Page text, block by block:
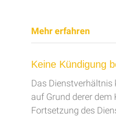
Mehr erfahren
Keine Kündigung
Das Dienstverhältnis
auf Grund derer
Fortsetzung des